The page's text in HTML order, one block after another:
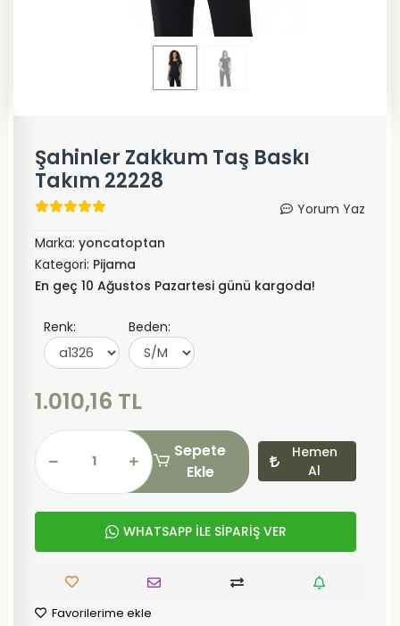
Şahinler Zakkum Taş Baskı
Takım 22228
Yorum Yaz
Marka: yoncatoptan
Kategori: Pijama
En geç 10 Ağustos Pazartesi günü kargoda!
Renk: Beden:
1.010,16 TL
Sepete
Ekle
Hemen
Al
WHATSAPP İLE SİPARİŞ VER
Favorilerime ekle